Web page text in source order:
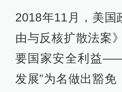
2018年11月，美国
由与反核扩散法案
要国家安全利益
发展”为名做出豁